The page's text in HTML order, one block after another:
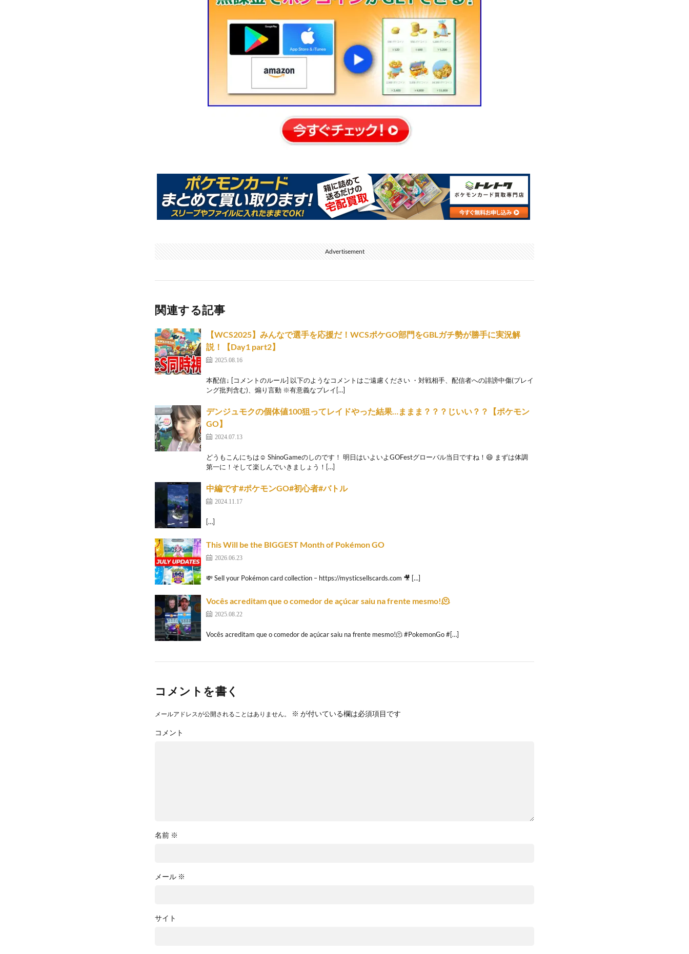
Advertisement
関連する記事
【WCS2025】みんなで選手を応援だ！WCSポケGO部門をGBLガチ勢が勝手に実況解
説！【Day1 part2】
2025.08.16
本配信↓ [コメントのルール] 以下のようなコメントはご遠慮ください ・対戦相手、配信者への誹謗中傷(プレイ
ング批判含む)、煽り言動 ※有意義なプレイ[…]
デンジュモクの個体値100狙ってレイドやった結果…ままま？？？じいい？？【ポケモン
GO】
2024.07.13
どうもこんにちは☺ ShinoGameのしのです！ 明日はいよいよGOFestグローバル当日ですね！😄 まずは体調
第一に！そして楽しんでいきましょう！[…]
中編です#ポケモンGO#初心者#バトル
2024.11.17
[…]
This Will be the BIGGEST Month of Pokémon GO
2026.06.23
💸 Sell your Pokémon card collection – https://mysticsellscards.com 🎥 […]
Vocês acreditam que o comedor de açúcar saiu na frente mesmo!🫠
2025.08.22
Vocês acreditam que o comedor de açúcar saiu na frente mesmo!🫠 #PokemonGo #[…]
コメントを書く
メールアドレスが公開されることはありません。 ※ が付いている欄は必須項目です
コメント
名前 ※
メール ※
サイト